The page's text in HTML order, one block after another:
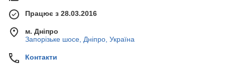
Працює з 28.03.2016
м. Дніпро
Запорізьке шосе, Дніпро, Україна
Контакти